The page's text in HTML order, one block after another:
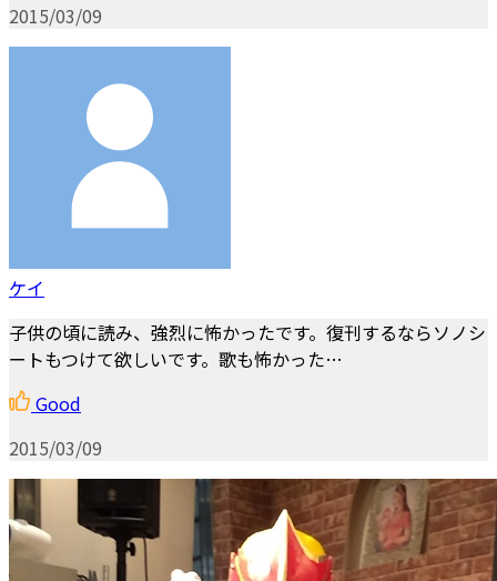
2015/03/09
ケイ
子供の頃に読み、強烈に怖かったです。復刊するならソノシ
ートもつけて欲しいです。歌も怖かった…
Good
2015/03/09